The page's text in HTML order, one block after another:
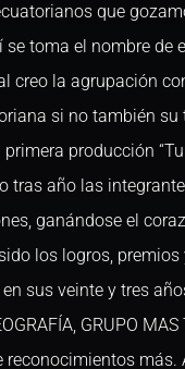
que
se toma el nombre
creo la agrupación
si no también su
producción
tras año las
ganándose el
los logros,
sus veinte y tres
GRUPO MAS
reconocimientos